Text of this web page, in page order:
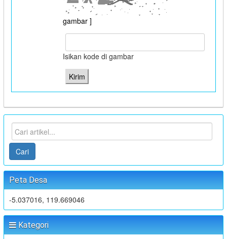
gambar ]
Isikan kode di gambar
Cari
Peta Desa
-5.037016, 119.669046
Kategori